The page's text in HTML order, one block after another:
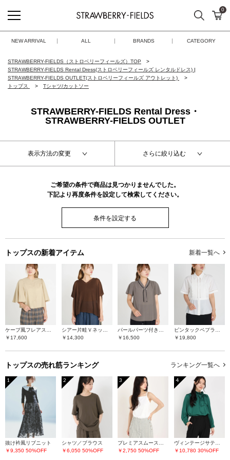
STRAWBERRY-FIELDS
検索 カ
0
NEW ARRIVAL ALL BRANDS CATEGORY
STRAWBERRY-FIELDS（ストロベリーフィールズ）TOP
STRAWBERRY-FIELDS Rental Dress(ストロベリーフィールズ レンタルドレス) |
STRAWBERRY-FIELDS OUTLET(ストロベリーフィールズ アウトレット)
トップス
Tシャツ/カットソー
STRAWBERRY-FIELDS Rental Dress・
STRAWBERRY-FIELDS OUTLET
表示方法の変更 さらに絞り込む
ご希望の条件で商品は見つかりませんでした。
下記より再度条件を設定して検索してください。
条件を設定する
トップスの新着アイテム 新着一覧へ
ケープ風フレアスリーブブラウス
￥17,600
シアー片畦Ｖネックニット
￥14,300
パールパーツ付きボウタイブラウス
￥16,500
ピンタックペプラムブラウス
￥19,800
トップスの売れ筋ランキング ランキング一覧へ
1
抜け衿風リブニット
￥9,350 50%OFF
2
シャツ／ブラウス
￥6,050 50%OFF
3
￥2,750 50%OFF
4
￥10,780 30%OFF